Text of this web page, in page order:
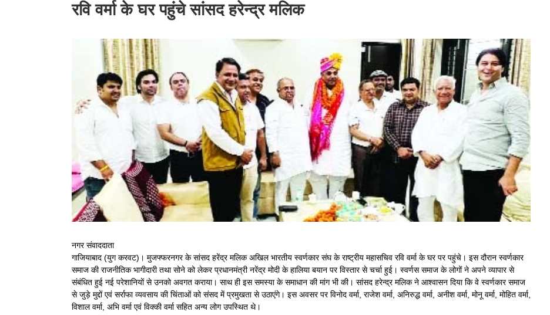
रवि वर्मा के घर पहुंचे सांसद हरेन्द्र मलिक
नगर संवाददाता
गाजियाबाद (युग करवट)। मुजफ्फरनगर के सांसद हरेंद्र मलिक अखिल भारतीय स्वर्णकार संघ के राष्ट्रीय महासचिव रवि वर्मा के घर पर पहुंचे। इस दौरान स्वर्णकार
समाज की राजनीतिक भागीदारी तथा सोने को लेकर प्रधानमंत्री नरेंद्र मोदी के हालिया बयान पर विस्तार से चर्चा हुई। स्वर्णस समाज के लोगों ने अपने व्यापार से
संबंधित हुई नई परेशानियों से उनको अवगत कराया। साथ ही इस समस्या के समाधान की मांग भी की। सांसद हरेन्द्र मलिक ने आश्वासन दिया कि वे स्वर्णकार समाज
से जुड़े मुद्दों एवं सर्राफा व्यवसाय की चिंताओं को संसद में प्रमुखता से उठाएंगे। इस अवसर पर विनोद वर्मा, राजेश वर्मा, अनिरुद्ध वर्मा, अनीश वर्मा, मोनू वर्मा, मोहित वर्मा,
विशाल वर्मा, अभि वर्मा एवं विक्की वर्मा सहित अन्य लोग उपस्थित थे।